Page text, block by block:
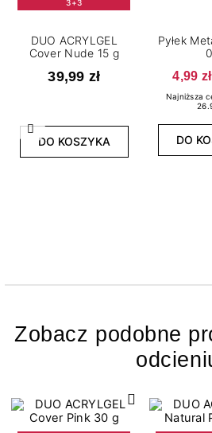
Poprzedni
3+3
DUO ACRYLGEL
Cover Nude 15 g
39,99 zł
DO KOSZYKA
Pyłek
4,99 zł
Najniższa
DO
Zobacz podobne